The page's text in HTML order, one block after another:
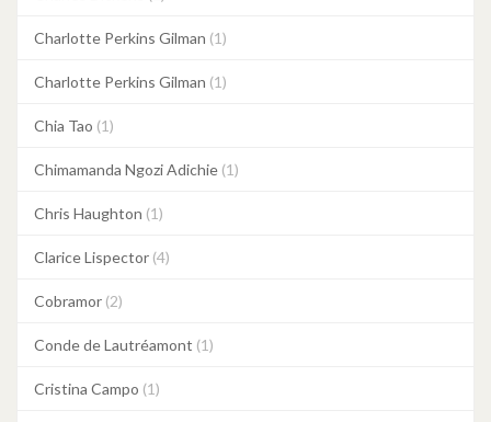
Charlotte Perkins Gilman (1)
Charlotte Perkins Gilman (1)
Chia Tao (1)
Chimamanda Ngozi Adichie (1)
Chris Haughton (1)
Clarice Lispector (4)
Cobramor (2)
Conde de Lautréamont (1)
Cristina Campo (1)